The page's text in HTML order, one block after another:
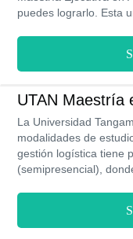
puedes lograrlo. Esta
semipresencial en
podrás asumir cargos
con salarios de hasta
UTAN Maestría
La Universidad
modalidades de
gestión logística tiene
(semipresencial),
cuatrimestres con
necesidades y